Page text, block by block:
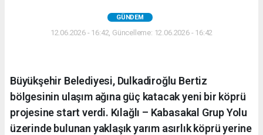
GÜNDEM
12.06.2026 - 16:42, Güncelleme: 12.06.2026 - 16:42
Büyükşehir Belediyesi, Dulkadiroğlu Bertiz
bölgesinin ulaşım ağına güç katacak yeni bir köprü
projesine start verdi. Kılağlı – Kabasakal Grup Yolu
üzerinde bulunan yaklaşık yarım asırlık köprü yerine